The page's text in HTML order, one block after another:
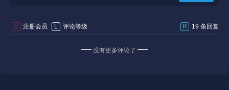
V 注册会员 L 评论等级 R 19 条回复
没有更多评论了